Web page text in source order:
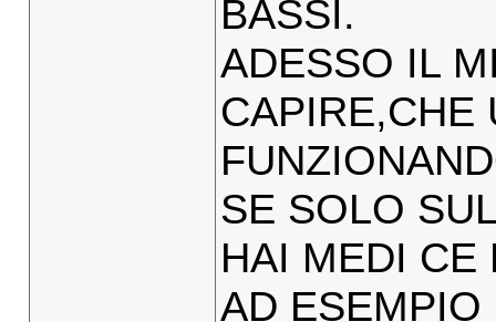
BASSI.
ADESSO IL
CAPIRE,CHE
SE SOLO
HAI MEDI CE
AD ESEMPIO